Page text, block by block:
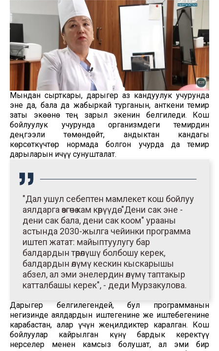
Мындан сырткары, дарыгер аз кандуулук учурунда
эне да, бала да жабыркай турганын, анткени темир
заты экөөнө тең зарыл экенин белгиледи. Кош
бойлуулук учурунда организмдеги темирдин
деңгээли төмөндөйт, андыктан кандагы
көрсөткүчтөр нормада болгон учурда да темир
дарыларын ичүү сунушталат.
"Дал ушул себептен мамлекет кош бойлуу
аялдарга өзгөчө кам көрүүдө. "Дени сак эне -
дени сак бала, дени сак коом" урааны
астында 2030-жылга чейинки программа
иштеп жатат: майыптуулугу бар
балдардын төрөлүшү болбошу керек,
балдардын өлүмү кескин кыскарышы
абзел, ал эми энелердин өлүмү таптакыр
катталбашы керек", - деди Мурзакулова.
Дарыгер белгилегендей, бул программанын
негизинде аялдардын иштегенине же иштебегенине
карабастан, алар үчүн жеңилдиктер каралган. Кош
бойлуулар кайрылган күнү бардык керектүү
нерселер менен камсыз болушат, ал эми бир